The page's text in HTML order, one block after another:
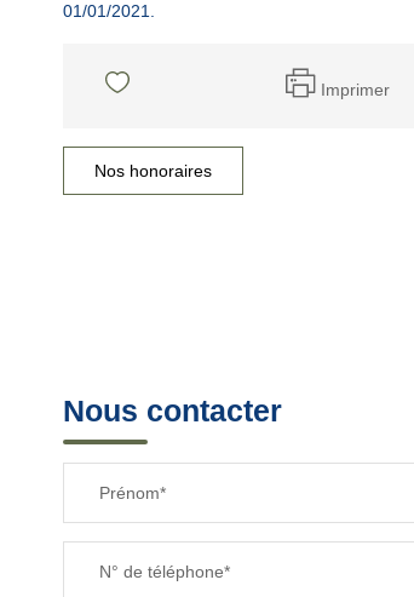
01/01/2021.
Imprimer
Nos honoraires
Nous contacter
Prénom*
N° de téléphone*